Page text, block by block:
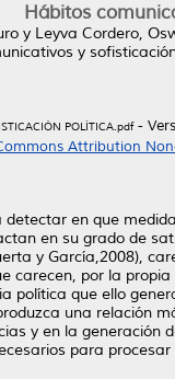
Hábitos
y Leyva Cordero,
y
POLÍTICA.pdf-
Attribution
detectar en que
en su grado de
y García,2008),
carecen, por la
política que ello
una relación
y en la generación
para